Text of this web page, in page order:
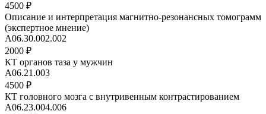
4500 ₽
Описание и интерпретация магнитно-резонансных томограмм
(экспертное мнение)
A06.30.002.002
2000 ₽
КТ органов таза у мужчин
A06.21.003
4500 ₽
КТ головного мозга с внутривенным контрастированием
A06.23.004.006